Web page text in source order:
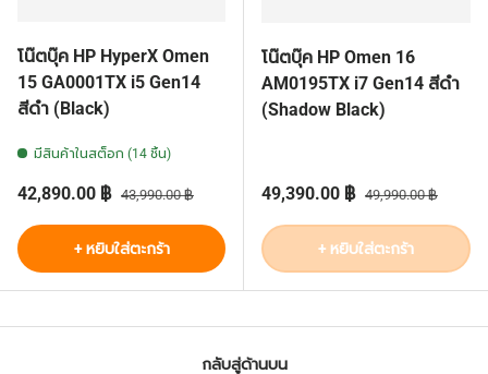
โน๊ตบุ๊ค HP HyperX Omen
15 GA0001TX i5 Gen14
สีดำ (Black)
มีสินค้าในสต็อก (14 ชิ้น)
ราคาส่วนลด
42,890.00 ฿ ราคาปกติ
43,990.00 ฿
+ หยิบใส่ตะกร้า
โน๊ตบุ๊ค HP Omen 16
AM0195TX i7 Gen14 สีดำ
(Shadow Black)
ราคาส่วนลด
49,390.00 ฿ ราคาปกติ
49,990.00 ฿
+ หยิบใส่ตะกร้า
กลับสู่ด้านบน